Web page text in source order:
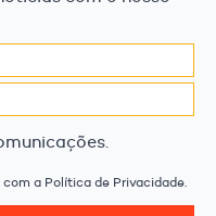
a Política de Privacidade.